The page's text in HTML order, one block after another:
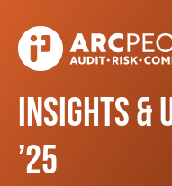
Insights &
’25